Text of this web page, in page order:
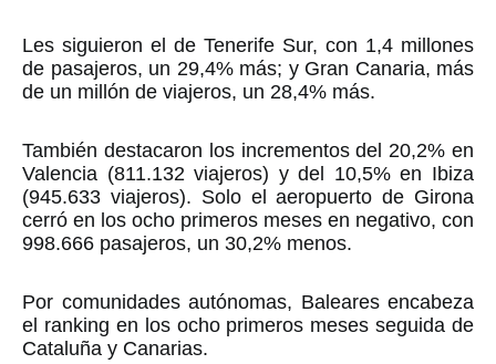
Les siguieron el de Tenerife Sur, con 1,4 millones
de pasajeros, un 29,4% más; y Gran Canaria, más
de un millón de viajeros, un 28,4% más.
También destacaron los incrementos del 20,2% en
Valencia (811.132 viajeros) y del 10,5% en Ibiza
(945.633 viajeros). Solo el aeropuerto de Girona
cerró en los ocho primeros meses en negativo, con
998.666 pasajeros, un 30,2% menos.
Por comunidades autónomas, Baleares encabeza
el ranking en los ocho primeros meses seguida de
Cataluña y Canarias.